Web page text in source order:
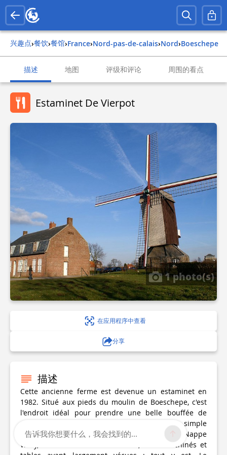
兴趣点› 餐饮› 餐馆› france› nord-pas-de-calais› nord› boeschepe
描述 地图 评级和评论 周围的看点
Estaminet De Vierpot
1 photo(s)
在应用程序中查看
分享
描述
Cette ancienne ferme est devenue un estaminet en
1982. Situé aux pieds du moulin de Boeschepe, c'est
l'endroit idéal pour prendre une belle bouffée de
patrimoine culturel Flamand. Plus qu'un simple
restaurant, c'est une véritable carte postale. Nappe
vichy, vieilles cafetières émaillées, bibelots chinés et
告诉我你想要什么，我会找到的...